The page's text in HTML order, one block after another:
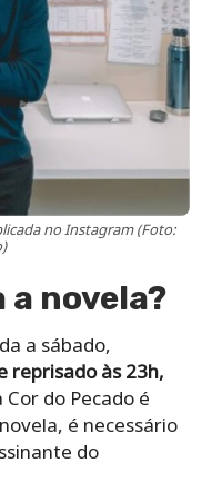
no Instagram (Foto:
a novela?
a sábado,
reprisado às 23h,
do Pecado é
é necessário
do